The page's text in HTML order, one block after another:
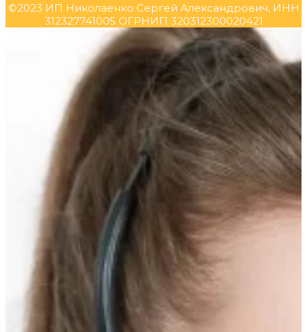
©2023 ИП Николаенко Сергей Александрович, ИНН
312327741005 ОГРНИП 320312300020421